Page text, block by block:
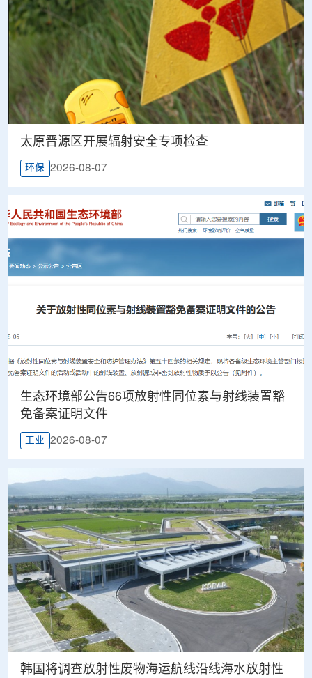
太原晋源区开展辐射安全专项检查
环保 2026-08-07
生态环境部公告66项放射性同位素与射线装置豁
免备案证明文件
工业 2026-08-07
韩国将调查放射性废物海运航线沿线海水放射性